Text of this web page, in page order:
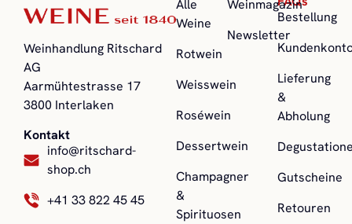
Weinhandlung Ritschard
AG
Aarmühtestrasse 17
3800 Interlaken
Kontakt
info@ritschard-
shop.ch
+41 33 822 45 45
Alle
Weine
Rotwein
Weisswein
Roséwein
Dessertwein
Champagner
&
Spirituosen
Bestellung
Lieferung
&
Abholung
Gutscheine
Retouren
Weinmagazin
Newsletter